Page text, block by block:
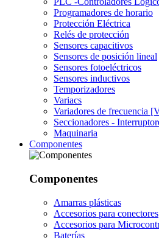
Programadores de horario
Protección Eléctrica
Relés de protección
Sensores capacitivos
Sensores de posición lineal
Sensores fotoeléctricos
Sensores inductivos
Temporizadores
Variacs
Variadores de frecuencia
Seccionadores -
Maquinaria
Componentes
Componentes
Amarras plásticas
Accesorios para conectores
Accesorios para
Baterías